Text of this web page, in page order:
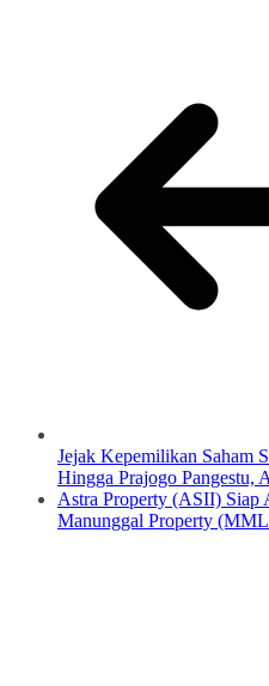
Jejak Kepemilikan Saham
Hingga Prajogo Pangestu,
Astra Property (ASII) Siap
Manunggal Property